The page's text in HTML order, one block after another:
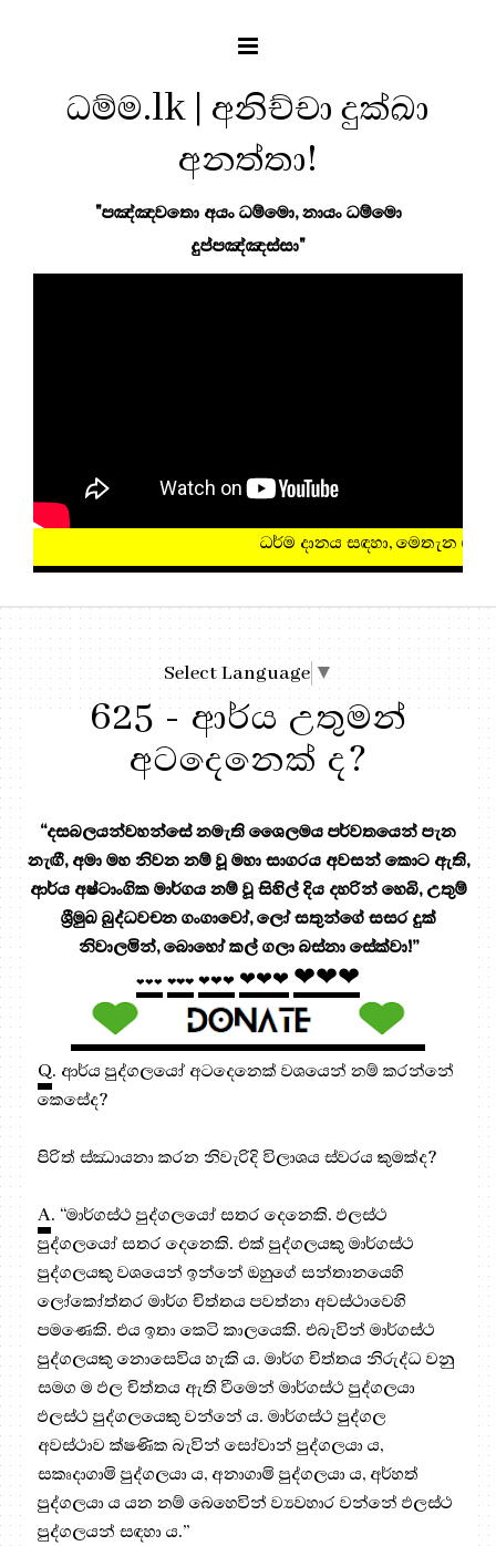
ධම්ම.lk | අනිච්චා දුක්ඛා
අනත්තා!
"පඤ්ඤවතො අයං ධම්මො, නායං ධම්මො
දුප්පඤ්ඤස්සා"
ධර්ම දානය සඳහා, මෙතැන ඔබන්න!
Select Language ▼
625 - ආර්ය උතුමන්
අටදෙනෙක් ද?
“දසබලයන්වහන්සේ නමැති ශෛලමය පර්වතයෙන් පැන
නැඟී, අමා මහ නිවන නම් වූ මහා සාගරය අවසන් කොට ඇති,
ආර්ය අෂ්ටාංගික මාර්ගය නම් වූ සිහිල් දිය දහරින් හෙබි, උතුම්
ශ්‍රීමුඛ බුද්ධවචන ගංගාවෝ, ලෝ සතුන්ගේ සසර දුක්
නිවාලමින්, බොහෝ කල් ගලා බස්නා සේක්වා!”
❤❤❤ ❤❤❤ ❤❤❤ ❤❤❤ ❤❤❤
Q. ආර්ය පුද්ගලයෝ අටදෙනෙක් වශයෙන් නම් කරන්නේ
කෙසේද?
පිරිත් ස්ඣායනා කරන නිවැරිදි විලාශය ස්වරය කුමක්ද?
A. “මාර්ගස්ථ පුද්ගලයෝ සතර දෙනෙකි. ඵලස්ථ
පුද්ගලයෝ සතර දෙනෙකි. එක් පුද්ගලයකු මාර්ගස්ථ
පුද්ගලයකු වශයෙන් ඉන්නේ ඔහුගේ සන්තානයෙහි
ලෝකෝත්තර මාර්ග චිත්තය පවත්නා අවස්ථාවෙහි
පමණෙකි. එය ඉතා කෙටි කාලයෙකි. එබැවින් මාර්ගස්ථ
පුද්ගලයකු නොසෙවිය හැකි ය. මාර්ග චිත්තය නිරුද්ධ වනු
සමග ම ඵල චිත්තය ඇති වීමෙන් මාර්ගස්ථ පුද්ගලයා
ඵලස්ථ පුද්ගලයෙකු වන්නේ ය. මාර්ගස්ථ පුද්ගල
අවස්ථාව ක්ෂණික බැවින් සෝවාන් පුද්ගලයා ය,
සකෘදාගාමි පුද්ගලයා ය, අනාගාමි පුද්ගලයා ය, අර්හත්
පුද්ගලයා ය යන නම් බෙහෙවින් ව්‍යවහාර වන්නේ ඵලස්ථ
පුද්ගලයන් සඳහා ය.”